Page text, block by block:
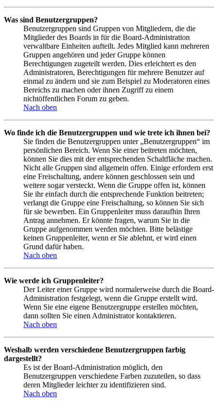
Was sind Benutzergruppen?
Benutzergruppen sind Gruppen von Mitgliedern, die die
Mitglieder des Boards in für die Board-Administration
verwaltbare Einheiten aufteilt. Jedes Mitglied kann mehreren
Gruppen angehören und jeder Gruppe können
Berechtigungen zugeteilt werden. Dies erleichtert es den
Administratoren, Berechtigungen für mehrere Benutzer auf
einmal zu ändern und sie zum Beispiel zu Moderatoren eines
Bereichs zu machen oder ihnen Zugriff zu einem
nichtöffentlichen Forum zu geben.
Nach oben
Wo finde ich die Benutzergruppen und wie trete ich ihnen bei?
Sie finden die Benutzergruppen unter „Benutzergruppen“ im
persönlichen Bereich. Wenn Sie einer beitreten möchten,
können Sie dies mit der entsprechenden Schaltfläche machen.
Nicht alle Gruppen sind allgemein offen. Einige erfordern erst
eine Freischaltung, andere können geschlossen sein und
weitere sogar versteckt. Wenn die Gruppe offen ist, können
Sie ihr einfach durch die entsprechende Funktion beitreten;
verlangt die Gruppe eine Freischaltung, so können Sie sich
für sie bewerben. Ein Gruppenleiter muss daraufhin Ihren
Antrag annehmen. Er könnte fragen, warum Sie in die
Gruppe aufgenommen werden möchten. Bitte belästige
keinen Gruppenleiter, wenn er Sie ablehnt, er wird einen
Grund dafür haben.
Nach oben
Wie werde ich Gruppenleiter?
Der Leiter einer Gruppe wird normalerweise durch die Board-
Administration festgelegt, wenn die Gruppe erstellt wird.
Wenn Sie eine eigene Benutzergruppe erstellen möchten,
dann sollten Sie einen Administrator kontaktieren.
Nach oben
Weshalb werden verschiedene Benutzergruppen farbig
dargestellt?
Es ist der Board-Administration möglich, den
Benutzergruppen verschiedene Farben zuzuteilen, so dass
deren Mitglieder leichter zu identifizieren sind.
Nach oben